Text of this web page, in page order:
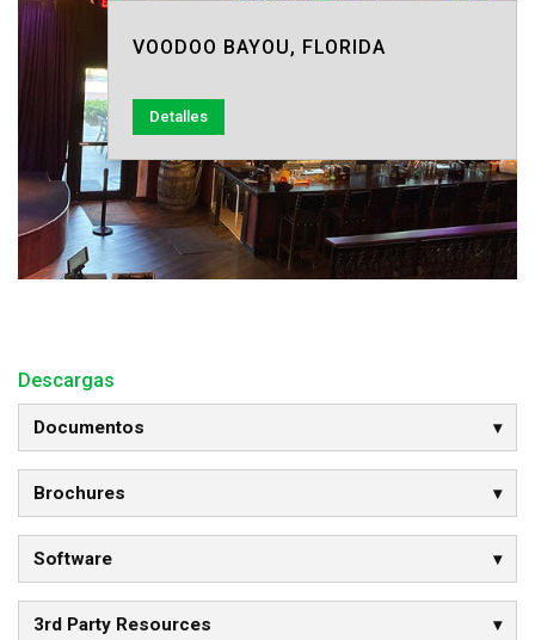
VOODOO BAYOU, FLORIDA
Detalles
Descargas
Documentos
Brochures
Software
3rd Party Resources